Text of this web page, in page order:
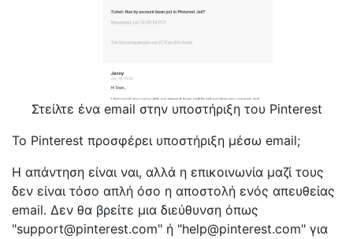
Στείλτε ένα email στην υποστήριξη του Pinterest
Το Pinterest προσφέρει υποστήριξη μέσω email;
Η απάντηση είναι ναι, αλλά η επικοινωνία μαζί τους
δεν είναι τόσο απλή όσο η αποστολή ενός απευθείας
email. Δεν θα βρείτε μια διεύθυνση όπως
"support@pinterest.com" ή "help@pinterest.com" για